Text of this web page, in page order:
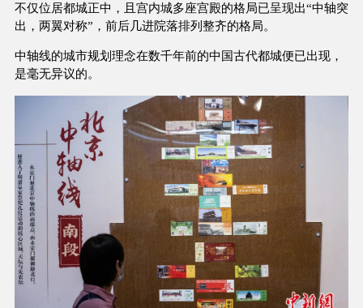
不仅位居都城正中，且宫内城多座宫殿的格局已呈现出“中轴突
出，两翼对称”，前后几进院落排列整齐的格局。
中轴线的城市规划理念在数千年前的中国古代都城便已出现，
是毫无异议的。